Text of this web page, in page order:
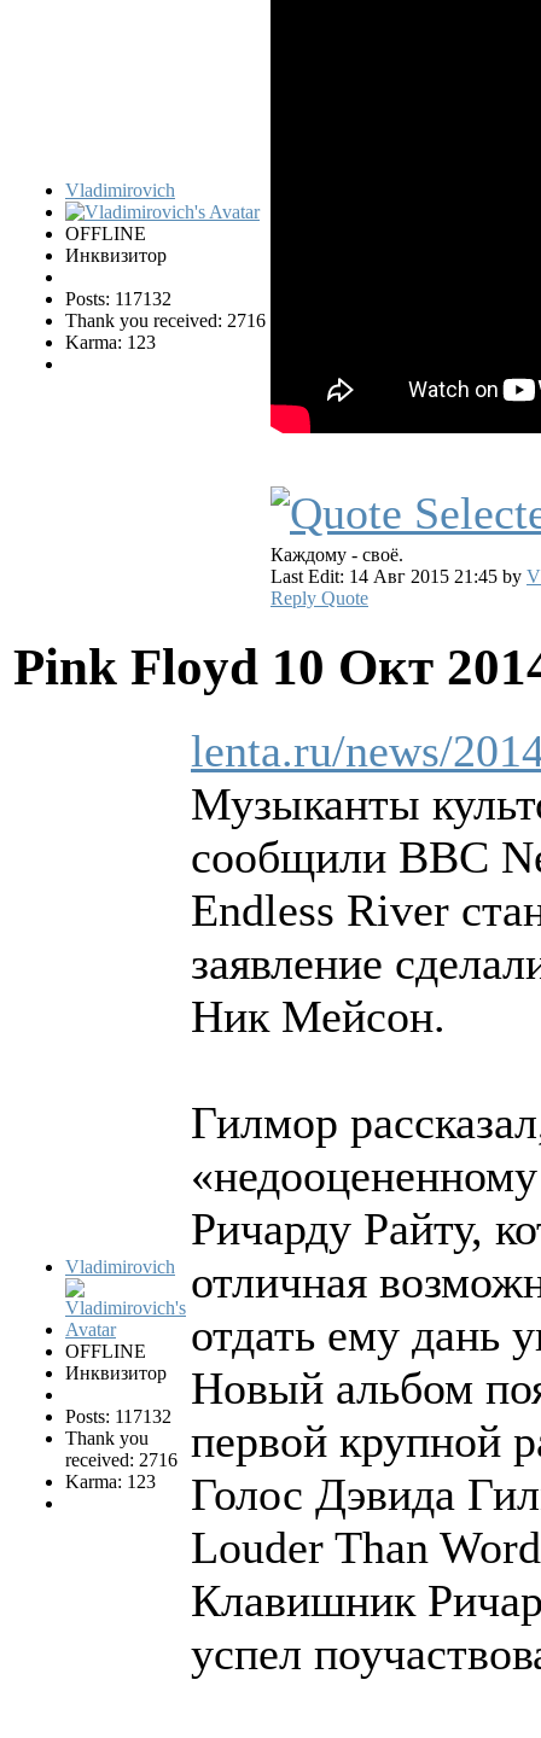
Vladimirovich
OFFLINE
Инквизитор
Posts: 117132
Thank you received: 2716
Karma: 123
Каждому - своё.
Last Edit: 14 Авг 2015 21:45 by
Reply Quote
Pink Floyd 10 Окт
Vladimirovich
OFFLINE
Инквизитор
Posts: 117132
Thank you
received: 2716
Karma: 123
lenta.ru/news/
Музыканты
сообщили BBC
Endless River
заявление
Ник Мейсон.
Гилмор
Ричарду Райту,
отличная
отдать ему дань
Новый альбом
первой крупной
Голос Дэвида
Louder Than
Клавишник
успел